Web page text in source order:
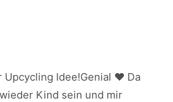
Upcycling Idee!Genial ♥ Da
Kind sein und mir